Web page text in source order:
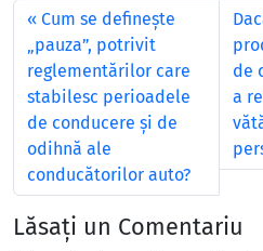
Cum se defineşte
„pauza”, potrivit
reglementărilor care
stabilesc perioadele
de conducere şi de
odihnă ale
conducătorilor auto?
de
a
Lăsați un Comentariu